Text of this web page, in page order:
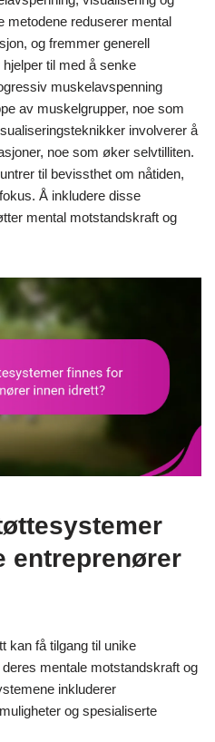
metodene reduserer mental
og fremmer generell
til med å senke
muskelavspenning
av muskelgrupper, noe som
involverer å
noe som øker selvtilliten.
til bevissthet om nåtiden,
Å inkludere disse
mental motstandskraft og
entreprenører
kan få tilgang til unike
mentale motstandskraft og
inkluderer
og spesialiserte